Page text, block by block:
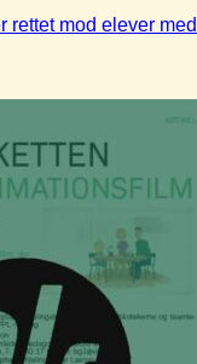
rettet mod elever